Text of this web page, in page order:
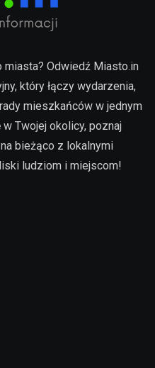
Odwiedź Miasto.in
który łączy wydarzenia,
mieszkańców w jednym
Twojej okolicy, poznaj
bieżąco z lokalnymi
ludziom i miejscom!